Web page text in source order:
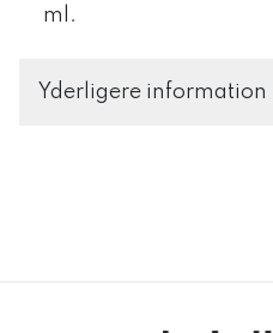
ml.
Yderligere information